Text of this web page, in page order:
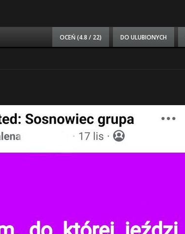
OCEŃ (4.8 / 22) DO ULUBIONYCH